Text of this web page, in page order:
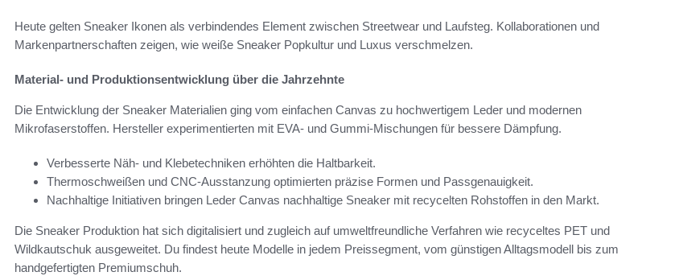
Heute gelten Sneaker Ikonen als verbindendes Element zwischen Streetwear und Laufsteg. Kollaborationen und
Markenpartnerschaften zeigen, wie weiße Sneaker Popkultur und Luxus verschmelzen.
Material- und Produktionsentwicklung über die Jahrzehnte
Die Entwicklung der Sneaker Materialien ging vom einfachen Canvas zu hochwertigem Leder und modernen
Mikrofaserstoffen. Hersteller experimentierten mit EVA- und Gummi-Mischungen für bessere Dämpfung.
Verbesserte Näh- und Klebetechniken erhöhten die Haltbarkeit.
Thermoschweißen und CNC-Ausstanzung optimierten präzise Formen und Passgenauigkeit.
Nachhaltige Initiativen bringen Leder Canvas nachhaltige Sneaker mit recycelten Rohstoffen in den Markt.
Die Sneaker Produktion hat sich digitalisiert und zugleich auf umweltfreundliche Verfahren wie recyceltes PET und
Wildkautschuk ausgeweitet. Du findest heute Modelle in jedem Preissegment, vom günstigen Alltagsmodell bis zum
handgefertigten Premiumschuh.